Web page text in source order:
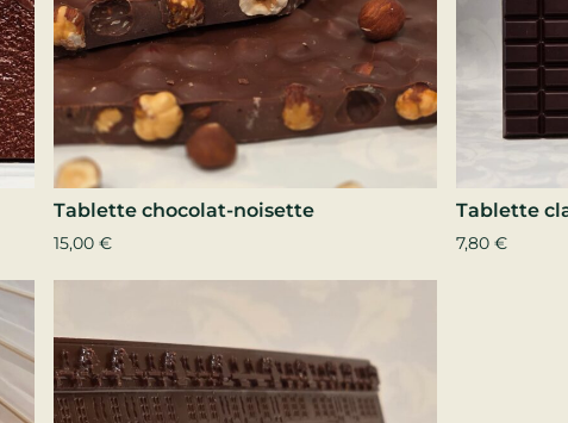
Tablette chocolat-noisette
15,00 €
Tablette
7,80€